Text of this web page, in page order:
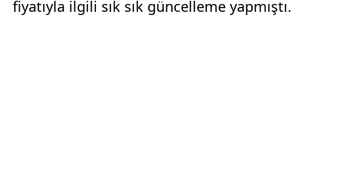
fiyatıyla ilgili sık sık güncelleme yapmıştı.